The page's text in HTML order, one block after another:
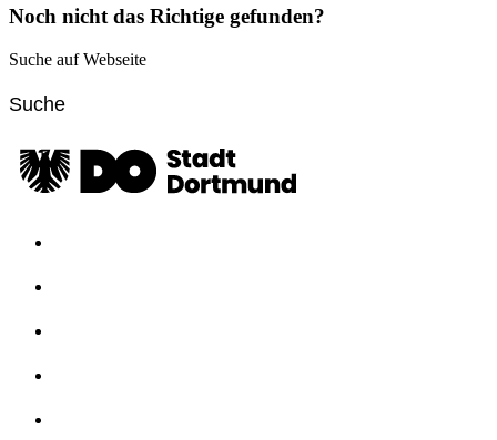
Noch nicht das Richtige gefunden?
Suche auf Webseite